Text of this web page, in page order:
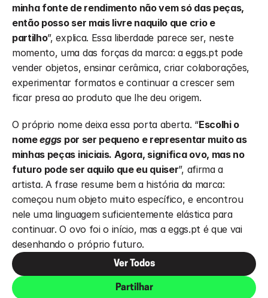
minha fonte de rendimento não vem só das peças,
então posso ser mais livre naquilo que crio e
partilho”, explica. Essa liberdade parece ser, neste
momento, uma das forças da marca: a eggs.pt pode
vender objetos, ensinar cerâmica, criar colaborações,
experimentar formatos e continuar a crescer sem
ficar presa ao produto que lhe deu origem.
O próprio nome deixa essa porta aberta. “Escolhi o
nome eggs por ser pequeno e representar muito as
minhas peças iniciais. Agora, significa ovo, mas no
futuro pode ser aquilo que eu quiser”, afirma a
artista. A frase resume bem a história da marca:
começou num objeto muito específico, e encontrou
nele uma linguagem suficientemente elástica para
continuar. O ovo foi o início, mas a eggs.pt é que vai
desenhando o próprio futuro.
Ver Todos
Partilhar